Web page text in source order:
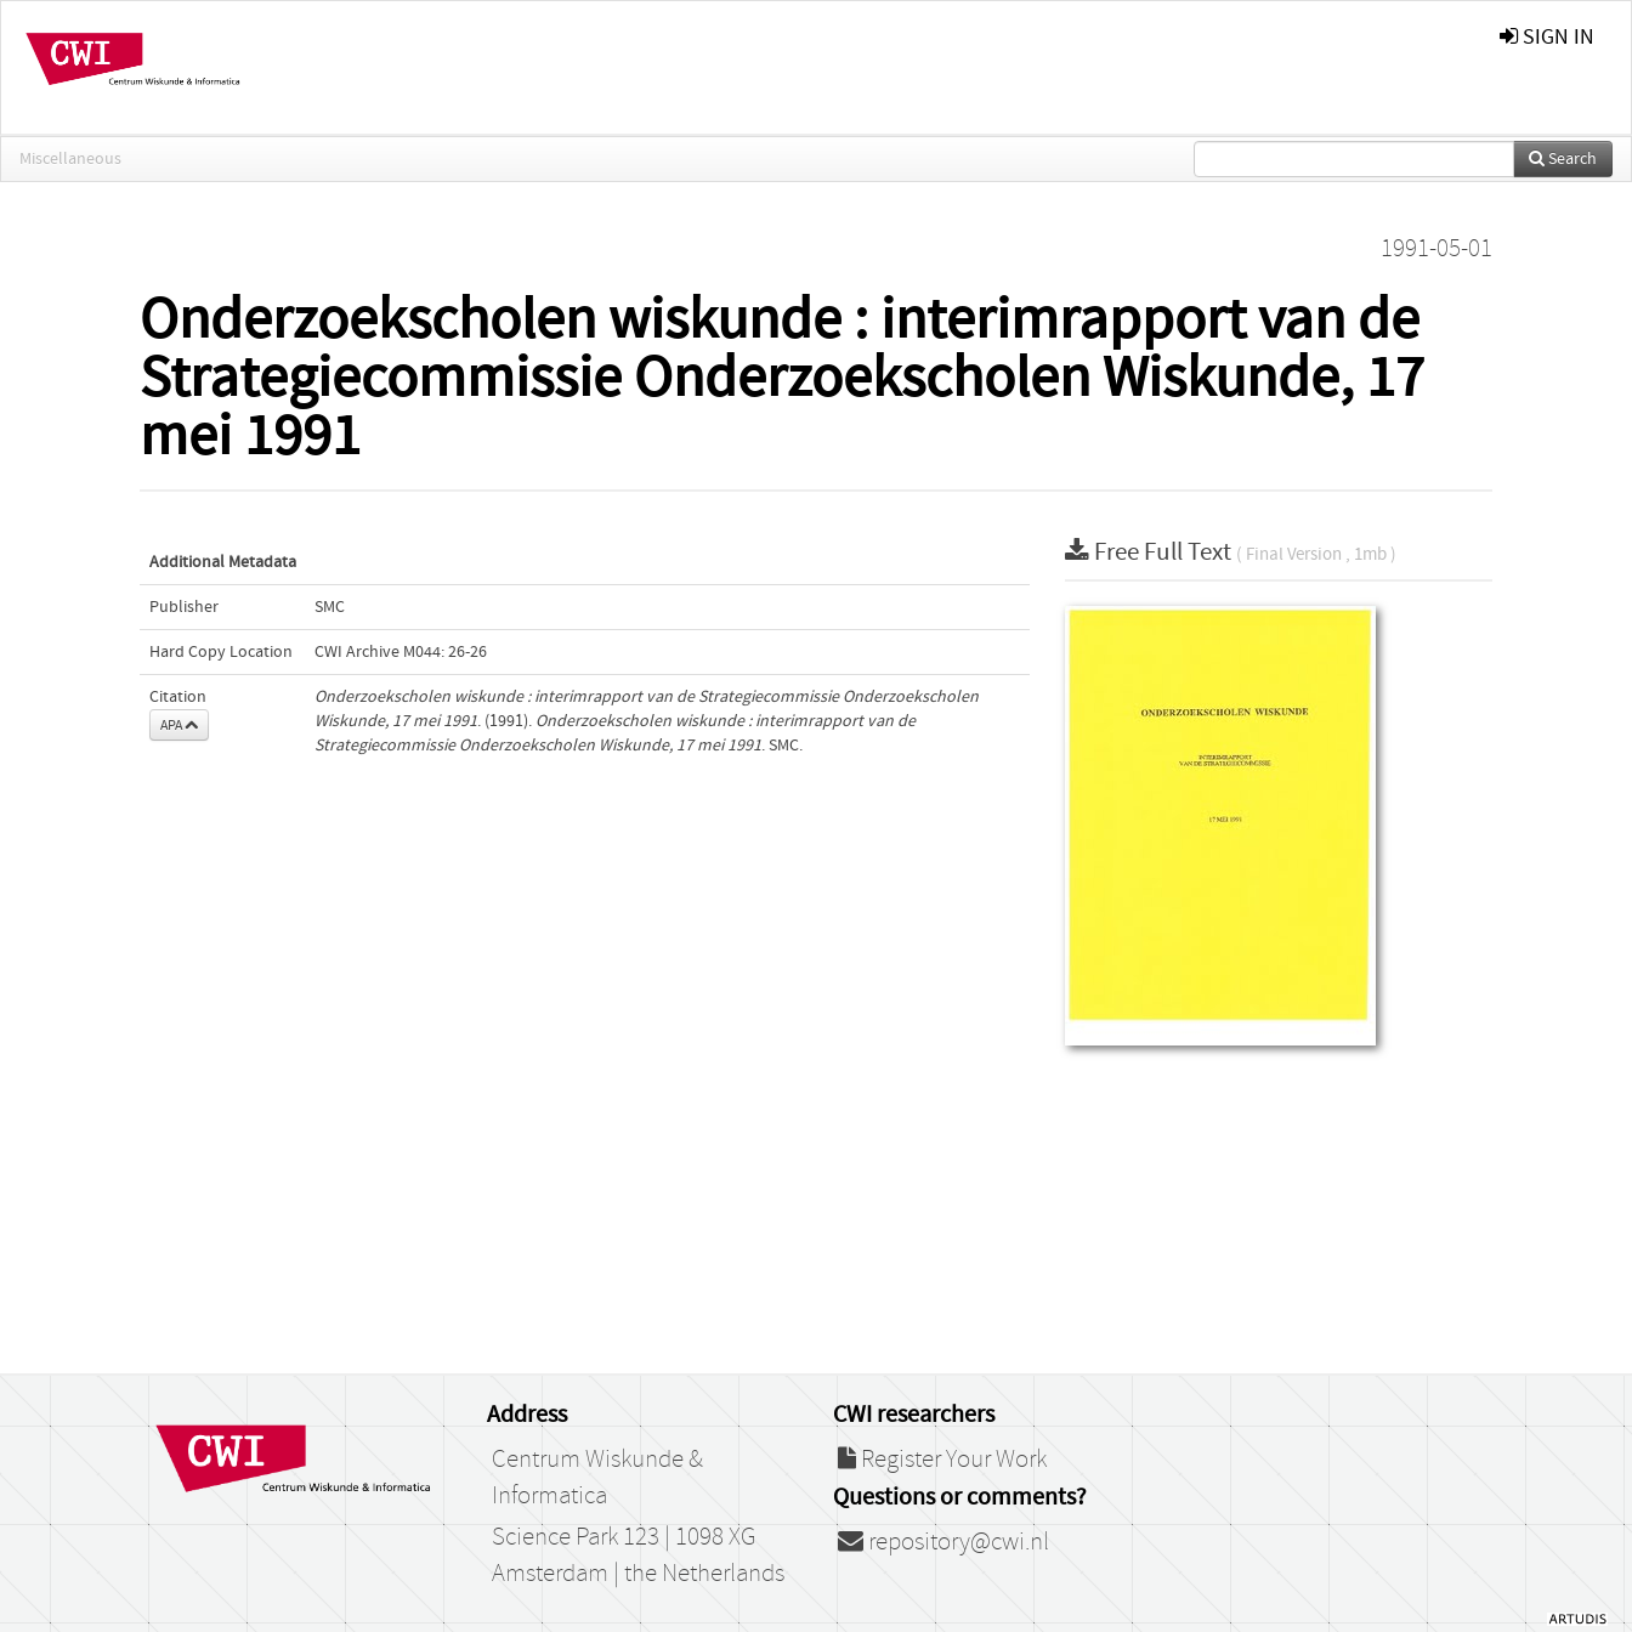
SIGN IN
Miscellaneous Search
1991-05-01
Onderzoekscholen wiskunde : interimrapport van de
Strategiecommissie Onderzoekscholen Wiskunde, 17
mei 1991
Additional Metadata
Publisher SMC
Hard Copy Location CWI Archive M044: 26-26
Citation
APA
Onderzoekscholen wiskunde : interimrapport van de Strategiecommissie Onderzoekscholen
Wiskunde, 17 mei 1991. (1991). Onderzoekscholen wiskunde : interimrapport van de
Strategiecommissie Onderzoekscholen Wiskunde, 17 mei 1991. SMC.
Free Full Text ( Final Version , 1mb )
Address
Centrum Wiskunde &
Informatica
Science Park 123 | 1098 XG
Amsterdam | the Netherlands
CWI researchers
Register Your Work
Questions or comments?
repository@cwi.nl